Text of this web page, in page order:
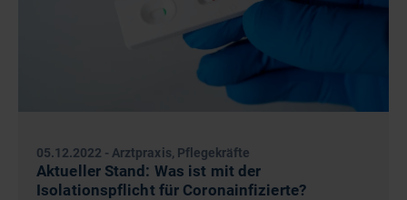
05.12.2022 - Arztpraxis, Pflegekräfte
Aktueller Stand: Was ist mit der
Isolationspflicht für Coronainfizierte?